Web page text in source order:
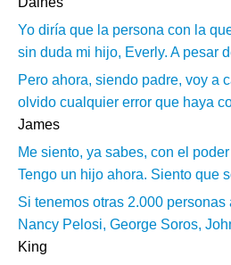
Yo diría que la persona con la
sin duda mi hijo, Everly. A pesar
Pero ahora, siendo padre, voy a
olvido cualquier error que haya
James
Me siento, ya sabes, con el
Tengo un hijo ahora. Siento que
Si tenemos otras 2.000
Nancy Pelosi, George Soros,
King